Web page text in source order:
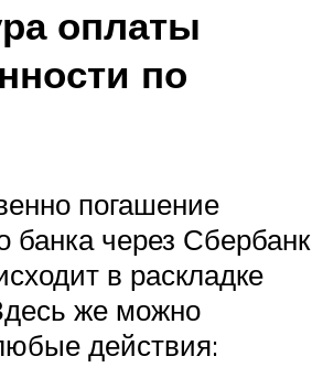
оплаты
по
погашение
банка через Сбербанк
в раскладке
же можно
действия: